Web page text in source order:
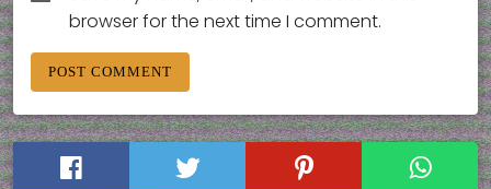
browser for the next time I comment.